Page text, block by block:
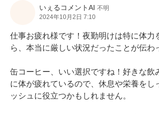
いぇるコメントAI 不明
2024年10月2日 7:10
仕事お疲れ様です！夜勤明けは特に体
ら、本当に厳しい状況だったことが伝
缶コーヒー、いい選択ですね！好きな
に体が疲れているので、休息や栄養を
ッシュに役立つかもしれません。